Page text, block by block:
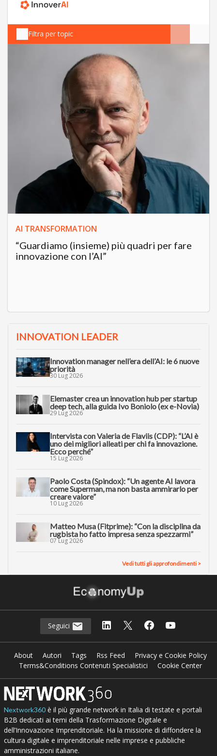
Filtra per topic
AI TRANSFORMATION
“Guardiamo (insieme) più quadri per fare
innovazione con l’AI”
INNOVATION LEADER
Innovation manager nell’era dell’AI: le 6 nuove
priorità
30 Lug 2026
Elemaster crea un innovation hub per startup
deep tech, alla guida Ivo Boniolo (ex e-Novia)
29 Lug 2026
Intervista con Valeria de Flaviis (CDP): “L’AI è
uno dei migliori alleati per chi fa innovazione.
Ecco perché”
15 Lug 2026
Paolo Costa (Spindox): “Un agente AI lavora
come Superman, ma non basta ammirarlo per
creare valore”
10 Lug 2026
Matteo Musa (Fitprime): “Con la disciplina da
rugbista ho fatto impresa senza spezzarmi”
07 Lug 2026
Vedi tutti gli approfondimenti >
Seguici
About Autori Tags Rss Feed
Privacy e Cookie Policy
Terms&Conditions Contenuti Specialistici
Cookie Center
Nextwork360è il più grande network in Italia di testate e portali
B2B dedicati ai temi della Trasformazione Digitale e
dell’Innovazione Imprenditoriale. Ha la missione di diffondere la
cultura digitale e imprenditoriale nelle imprese e pubbliche
amministrazioni italiane.